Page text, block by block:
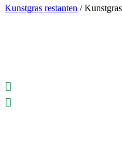
Kunstgras restanten /